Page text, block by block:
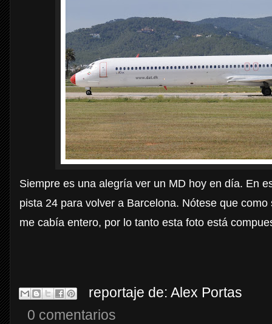
Siempre es una alegría ver un MD hoy en día. En
pista 24 para volver a Barcelona. Nótese que
me cabía entero, por lo tanto esta foto está
reportaje de: Alex Portas
0 comentarios